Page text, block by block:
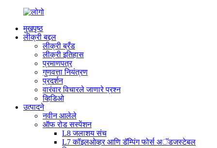
मुखपृष्ठ
लीक्री बद्दल
लीक्री ब्रँड
लीक्री इतिहास
प्रमाणपत्र
गुणवत्ता नियंत्रण
प्रदर्शन
वारंवार विचारले जाणारे प्रश्न
व्हिडिओ
उत्पादने
नवीन आलेले
ऑफ रोड सस्पेंशन
L8 जलाशय संच
L7 कॉइलओव्हर आणि डॅम्पिंग फोर्स अॅडजस्टेबल